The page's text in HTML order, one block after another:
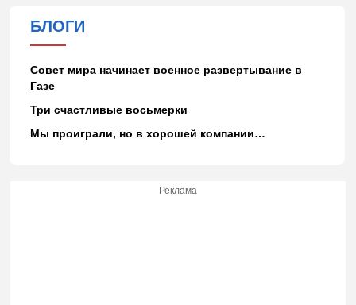
БЛОГИ
Совет мира начинает военное развертывание в
Газе
Три счастливые восьмерки
Мы проиграли, но в хорошей компании…
Реклама